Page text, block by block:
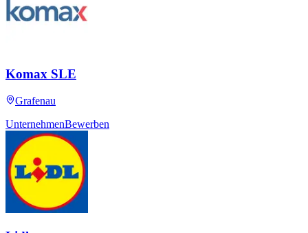
Komax SLE
Grafenau
UnternehmenBewerben